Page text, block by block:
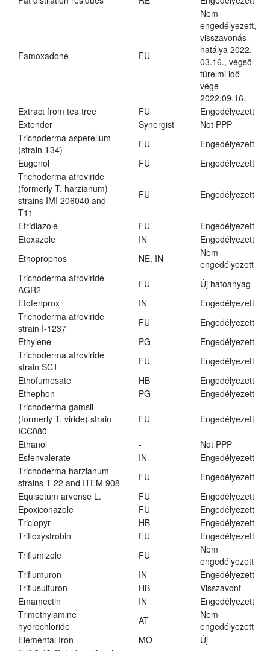
Famoxadone FU
Nem
engedélyezett,
visszavonás
hatálya 2022.
03.16., végső
türelmi idő
vége
2022.09.16.
Extract from tea tree
FU
Engedélyezett
Extender
Synergist
Not PPP
Trichoderma asperellum
(strain T34)
FU
Engedélyezett
Eugenol
FU
Engedélyezett
Trichoderma atroviride
(formerly T. harzianum)
strains IMI 206040 and
T11
FU Engedélyezett
Etridiazole FU
Engedélyezett
Etoxazole
IN
Engedélyezett
Ethoprophos
NE, IN
Nem
engedélyezett
Trichoderma atroviride
AGR2
FU
Új hatóanyag
Etofenprox
IN
Engedélyezett
Trichoderma atroviride
strain I-1237
FU
Engedélyezett
Ethylene
PG
Engedélyezett
Trichoderma atroviride
strain SC1
FU
Engedélyezett
Ethofumesate
HB
Engedélyezett
Ethephon
PG
Engedélyezett
Trichoderma gamsii
(formerly T. viride) strain
ICC080
FU Engedélyezett
Ethanol -
Not PPP
Esfenvalerate
IN
Engedélyezett
Trichoderma harzianum
strains T-22 and ITEM 908
FU
Engedélyezett
Equisetum arvense L.
FU
Engedélyezett
Epoxiconazole
FU
Engedélyezett
Triclopyr
HB
Engedélyezett
Trifloxystrobin
FU
Engedélyezett
Triflumizole
FU
Nem
engedélyezett
Triflumuron
IN
Engedélyezett
Triflusulfuron
HB
Visszavont
Emamectin
IN
Engedélyezett
Trimethylamine
hydrochloride
AT
Nem
engedélyezett
Elemental Iron
MO
Új